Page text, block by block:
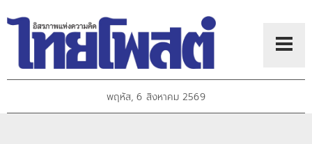
พฤหัส, 6 สิงหาคม 2569